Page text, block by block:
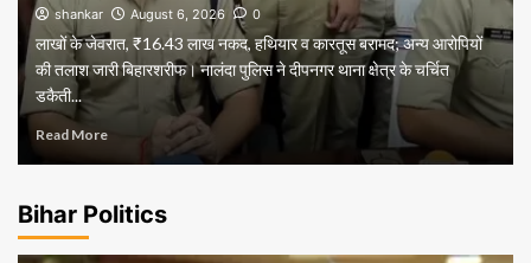
shankar August 6, 2026 0
लाखों के जेवरात, ₹16.43 लाख नकद, हथियार व कारतूस बरामद; अन्य आरोपियों
की तलाश जारी बिहारशरीफ। नालंदा पुलिस ने दीपनगर थाना क्षेत्र के चर्चित
डकैती...
Read More
Bihar Politics